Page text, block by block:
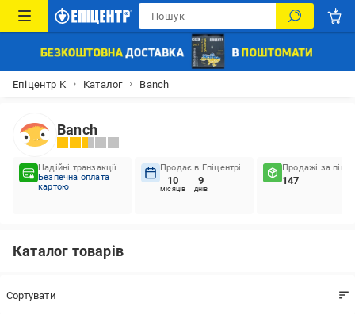
Епіцентр К Каталог Banch
Banch
Надійні транзакції
Безпечна оплата
картою
Продає в Епіцентрі
10
місяців
9
днів
Продажі за пів
147
Каталог товарів
Сортувати